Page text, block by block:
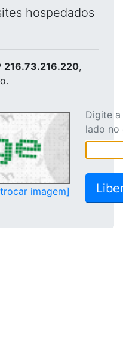
hospedados
216.73.216.220,
imagem]
Digite
lado no